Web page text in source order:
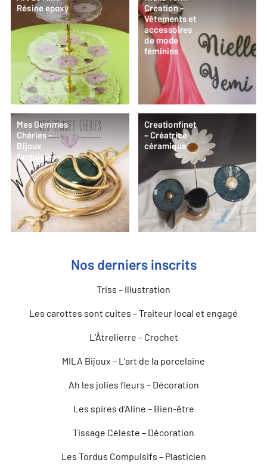
Résine epoxy
Creation –
Vêtements et
accessoires
de mode
féminins
Mes Gemmes
Chéries –
Bijoux
fantaisie
Creationfinet
– Créatrice
céramique
Nos derniers inscrits
Triss – Illustration
Les carottes sont cuites – Traiteur local et engagé
L’Âtrelierre – Crochet
MILA Bijoux – L’art de la porcelaine
Ah les jolies fleurs – Décoration
Les spires d’Aline – Bien-être
Tissage Céleste – Décoration
Les Tordus Compulsifs – Plasticien